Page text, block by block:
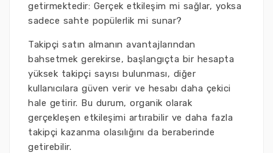
getirmektedir: Gerçek etkileşim mi sağlar, yoksa
sadece sahte popülerlik mi sunar?
Takipçi satın almanın avantajlarından
bahsetmek gerekirse, başlangıçta bir hesapta
yüksek takipçi sayısı bulunması, diğer
kullanıcılara güven verir ve hesabı daha çekici
hale getirir. Bu durum, organik olarak
gerçekleşen etkileşimi artırabilir ve daha fazla
takipçi kazanma olasılığını da beraberinde
getirebilir.